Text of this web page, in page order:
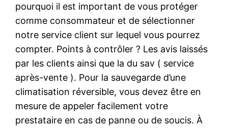
pourquoi il est important de vous protéger
comme consommateur et de sélectionner
notre service client sur lequel vous pourrez
compter. Points à contrôler ? Les avis laissés
par les clients ainsi que la du sav ( service
après-vente ). Pour la sauvegarde d’une
climatisation réversible, vous devez être en
mesure de appeler facilement votre
prestataire en cas de panne ou de soucis. À